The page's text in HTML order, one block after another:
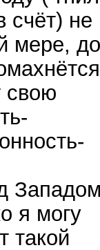
счёт) не
мере, до
свою
я могу
такой